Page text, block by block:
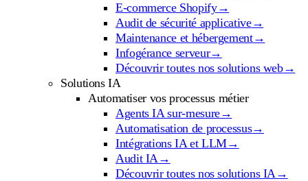
E-commerce Shopify→
Audit de sécurité applicative→
Maintenance et hébergement→
Infogérance serveur→
Découvrir toutes nos solutions web→
Solutions IA
Automatiser vos processus métier
Agents IA sur-mesure→
Automatisation de processus→
Intégrations IA et LLM→
Audit IA→
Découvrir toutes nos solutions IA→